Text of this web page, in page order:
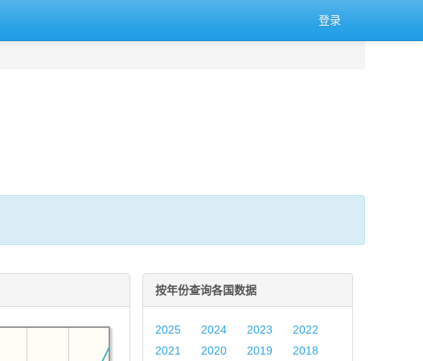
登录
按年份查询各国数据
2025 2024 2023
2022
2021
2020 2019
2018